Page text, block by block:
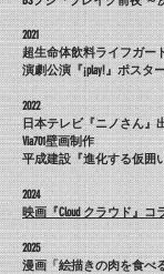
2021
超生命体飲料ライフガー
演劇公演『¡play!』ポスタ
2022
日本テレビ『ニノさん』
Via701壁画制作
平成建設『進化する仮囲い
2024
映画『Cloud クラウド』
2025
漫画「絵描きの肉を食べ